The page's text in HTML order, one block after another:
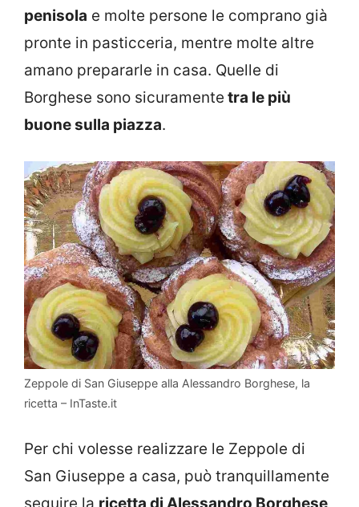
penisola e molte persone le comprano già
pronte in pasticceria, mentre molte altre
amano prepararle in casa. Quelle di
Borghese sono sicuramente tra le più
buone sulla piazza.
Zeppole di San Giuseppe alla Alessandro Borghese, la
ricetta – InTaste.it
Per chi volesse realizzare le Zeppole di
San Giuseppe a casa, può tranquillamente